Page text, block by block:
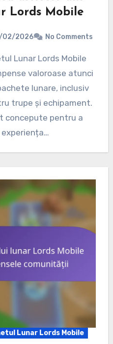
Lords Mobile
02/2026 No Comments
valoroase atunci
lunare, inclusiv
trupe și echipament.
concepute pentru a
Lunar Lords Mobile